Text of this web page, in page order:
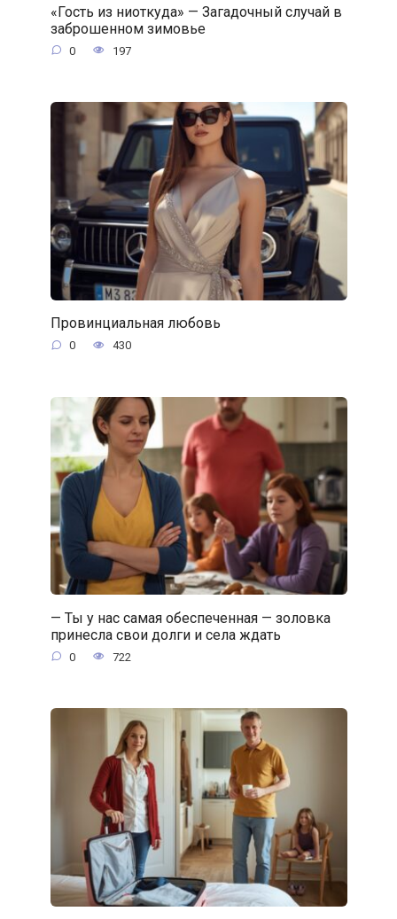
«Гость из ниоткуда» — Загадочный случай в
заброшенном зимовье
0 197
Провинциальная любовь
0 430
— Ты у нас самая обеспеченная — золовка
принесла свои долги и села ждать
0 722